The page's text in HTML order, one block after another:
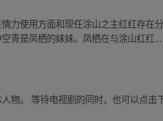
力使用方面和现任涂山之主红红存
青是凤栖的妹妹。凤栖在与涂山红红...
物。 等待电视剧的同时，也可以点击